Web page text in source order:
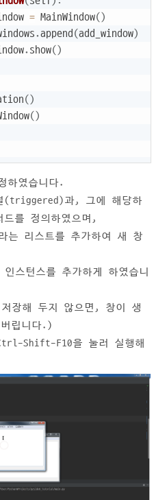
= MainWindow()
.append(add_window)
. show()
()
()
하였습니다.
(triggered)과, 그에 해당하
드를 정의하였으며,
는 리스트를 추가하여 새 창
스턴스를 추가하게 하였습니
장해 두지 않으면, 창이 생
립니다.)
Shift-F10을 눌러 실행해